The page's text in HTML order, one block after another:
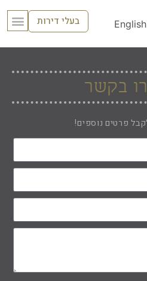
בעלי דירות English
בקשר
פרטים נוספים!